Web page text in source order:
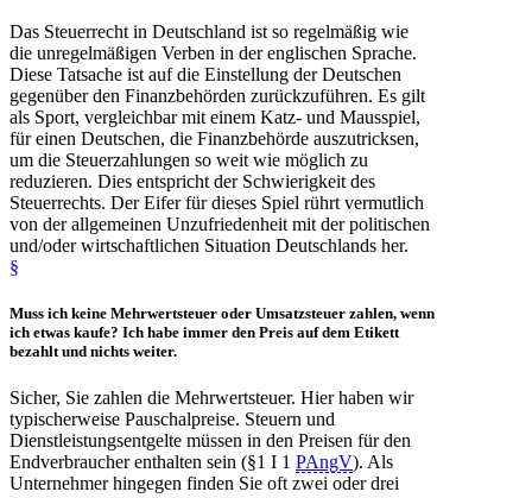
Das Steuerrecht in Deutschland ist so regelmäßig wie
die unregelmäßigen Verben in der englischen Sprache.
Diese Tatsache ist auf die Einstellung der Deutschen
gegenüber den Finanzbehörden zurückzuführen. Es gilt
als Sport, vergleichbar mit einem Katz- und Mausspiel,
für einen Deutschen, die Finanzbehörde auszutricksen,
um die Steuerzahlungen so weit wie möglich zu
reduzieren. Dies entspricht der Schwierigkeit des
Steuerrechts. Der Eifer für dieses Spiel rührt vermutlich
von der allgemeinen Unzufriedenheit mit der politischen
und/oder wirtschaftlichen Situation Deutschlands her.
§
Muss ich keine Mehrwertsteuer oder Umsatzsteuer zahlen, wenn
ich etwas kaufe? Ich habe immer den Preis auf dem Etikett
bezahlt und nichts weiter.
Sicher, Sie zahlen die Mehrwertsteuer. Hier haben wir
typischerweise Pauschalpreise. Steuern und
Dienstleistungsentgelte müssen in den Preisen für den
Endverbraucher enthalten sein (§1 I 1 PAngV). Als
Unternehmer hingegen finden Sie oft zwei oder drei